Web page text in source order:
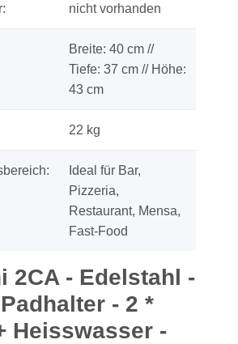
nicht vorhanden
Breite: 40 cm //
Tiefe: 37 cm // Höhe:
43 cm
22 kg
Ideal für Bar,
Pizzeria,
Restaurant, Mensa,
Fast-Food
2CA - Edelstahl -
- 2 *
Heisswasser -